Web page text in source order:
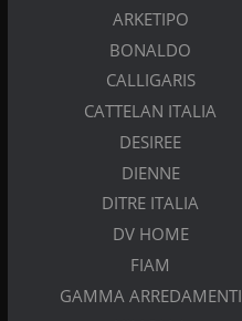
ARKETIPO
BONALDO
CALLIGARIS
CATTELAN ITALIA
DESIREE
DIENNE
DITRE ITALIA
DV HOME
FIAM
GAMMA ARREDAMENTI